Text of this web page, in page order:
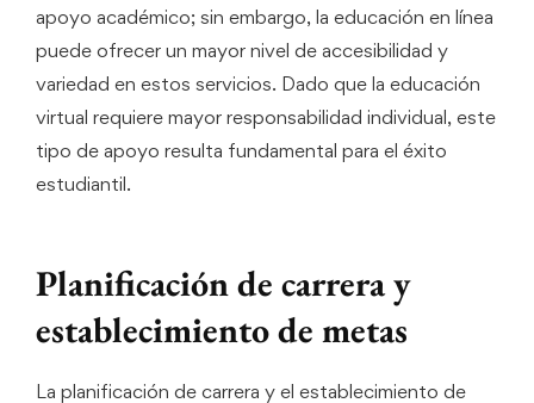
apoyo académico; sin embargo, la educación en línea
puede ofrecer un mayor nivel de accesibilidad y
variedad en estos servicios. Dado que la educación
virtual requiere mayor responsabilidad individual, este
tipo de apoyo resulta fundamental para el éxito
estudiantil.
Planificación de carrera y
establecimiento de metas
La planificación de carrera y el establecimiento de